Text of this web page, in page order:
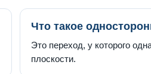
Что такое
Это переход, у которого
плоскости.